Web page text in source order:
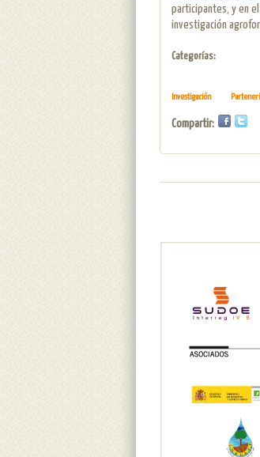
participantes, y en
investigación
Categorías:
Investigación
Compartir: